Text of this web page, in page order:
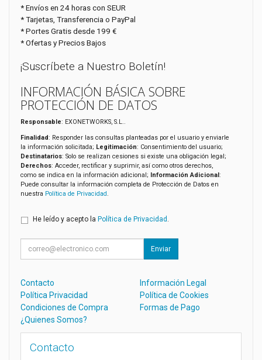
* Envíos en 24 horas con SEUR
* Tarjetas, Transferencia o PayPal
* Portes Gratis desde 199 €
* Ofertas y Precios Bajos
¡Suscríbete a Nuestro Boletín!
INFORMACIÓN BÁSICA SOBRE
PROTECCIÓN DE DATOS
Responsable: EXONETWORKS, S.L..
Finalidad: Responder las consultas planteadas por el usuario y enviarle
la información solicitada; Legitimación: Consentimiento del usuario;
Destinatarios: Solo se realizan cesiones si existe una obligación legal;
Derechos: Acceder, rectificar y suprimir, así como otros derechos,
como se indica en la información adicional; Información Adicional:
Puede consultar la información completa de Protección de Datos en
nuestra Política de Privacidad.
He leído y acepto la Política de Privacidad .
Enviar
Contacto
Información Legal
Política Privacidad
Política de Cookies
Condiciones de Compra
Formas de Pago
¿Quienes Somos?
Contacto